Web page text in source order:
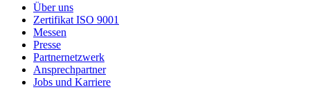
Über uns
Zertifikat ISO 9001
Messen
Presse
Partnernetzwerk
Ansprechpartner
Jobs und Karriere